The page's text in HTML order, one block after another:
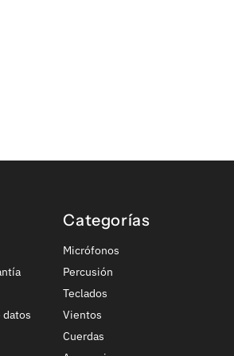
datos
Categorías
Micrófonos
Percusión
Teclados
Vientos
Cuerdas